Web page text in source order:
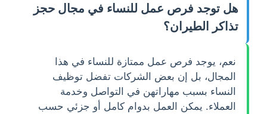
هل توجد فرص عمل للنساء في مجال حجز
تذاكر الطيران؟
نعم، يوجد فرص عمل ممتازة للنساء في هذا
المجال، بل إن بعض الشركات تفضل توظيف
النساء بسبب مهاراتهن في التواصل وخدمة
العملاء. يمكن العمل بدوام كامل أو جزئي حسب